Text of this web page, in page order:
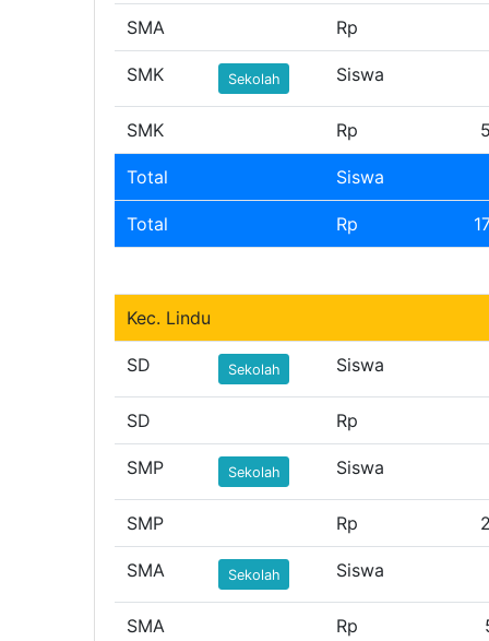
SMA Rp
SMK Sekolah Siswa
SMK Rp
Total Siswa
Total Rp
Kec. Lindu
SD Sekolah Siswa
SD Rp
SMP Sekolah Siswa
SMP Rp
SMA Sekolah Siswa
SMA Rp